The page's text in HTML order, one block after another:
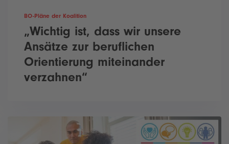
BO-Pläne der Koalition
„Wichtig ist, dass wir unsere
Ansätze zur beruflichen
Orientierung miteinander
verzahnen“